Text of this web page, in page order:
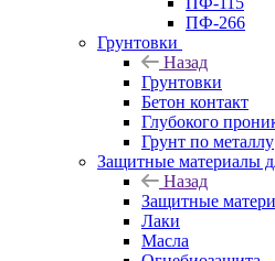
ПФ-266
Грунтовки
Назад
Грунтовки
Бетон контакт
Глубокого
Грунт по металлу
Защитные материалы
Назад
Защитные
Лаки
Масла